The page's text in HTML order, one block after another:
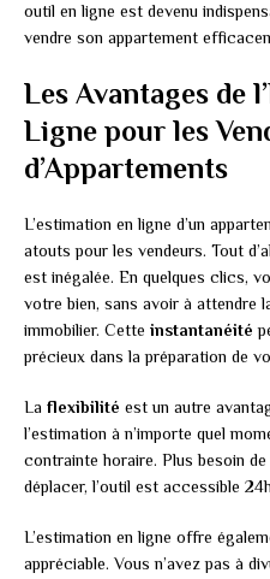
outil en ligne est devenu
vendre son appartement
Les Avantages de
Ligne pour les
d’Appartements
L’estimation en ligne d’un
atouts pour les vendeurs. Tout
est inégalée. En quelques clics,
votre bien, sans avoir à attendre
immobilier. Cette instantanéité
précieux dans la préparation de
La flexibilité est un autre
l’estimation à n’importe quel
contrainte horaire. Plus besoin
déplacer, l’outil est accessible
L’estimation en ligne offre
appréciable. Vous n’avez pas à